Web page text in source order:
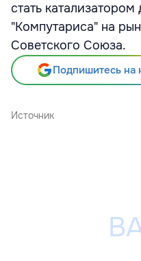
стать
"Компутариса" на
Советского Союза.
Подпишитесь на
Источник